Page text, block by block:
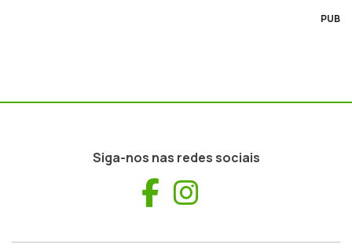
PUB
Siga-nos nas redes sociais
Facebook